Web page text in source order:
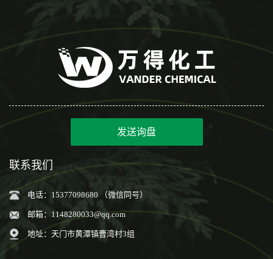
发送询盘
联系我们
电话：15377098680 （微信同号）
邮箱： 1148280033@qq.com
地址：天门市黄潭镇曹湾村3组